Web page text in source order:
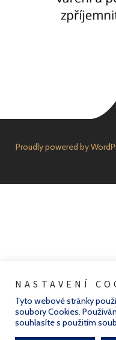
Proudly powered by
NASTAVENÍ
Tyto webové stránky
soubory Cookies.
souhlasíte s použitím